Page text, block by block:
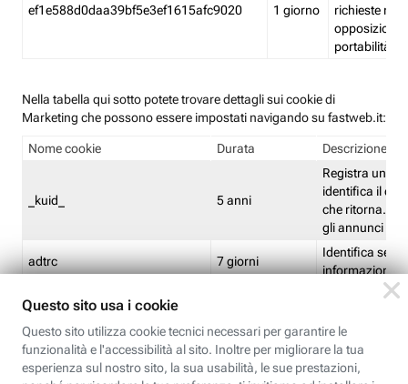
ef1e588d0daa39bf5e3ef1615afc9020 1 giorno
richieste
opposizione
portabilità
Nella tabella qui sotto potete trovare dettagli sui cookie di
Marketing che possono essere impostati navigando su fastweb.it:
Nome cookie Durata Descrizione
_kuid_ 5 anni
Registra un ID
identifica il
che ritorna.
gli annunci
adtrc 7 giorni
Identifica se
informazioni
CFFC<TagID>
Limite di
CM 1 giorno
Identifica se
ricontrollare
corrispondenti